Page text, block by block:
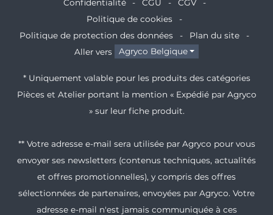
Confidentialité
CGU
CGV
Politique de cookies
Politique de protection des données
Plan du site
Aller vers
Agryco Belgique
* Uniquement valable pour les produits des catégories
Pièces et Atelier portant la mention « Expédié par Agryco
» sur leur fiche produit.
** Votre adresse e-mail sera utilisée par Agryco pour vous
envoyer ses newsletters (contenus techniques, actualités
et offres promotionnelles), y compris des offres
sélectionnées de partenaires, envoyées par Agryco. Votre
adresse e-mail n'est jamais communiquée à ces